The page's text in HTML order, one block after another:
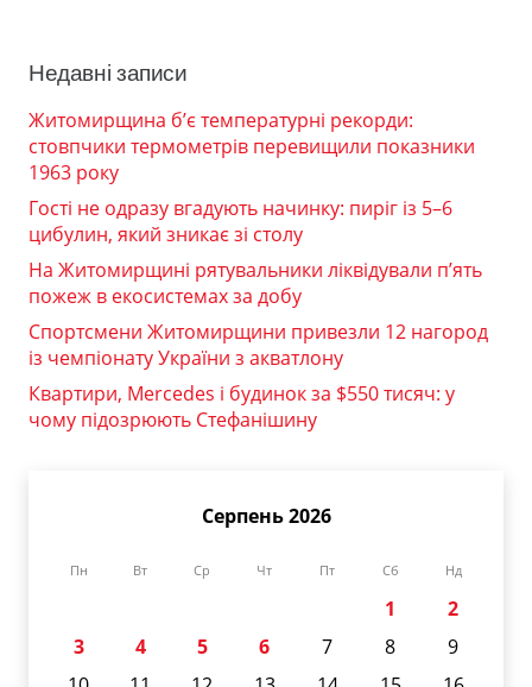
Недавні записи
Житомирщина б’є температурні рекорди:
стовпчики термометрів перевищили показники
1963 року
Гості не одразу вгадують начинку: пиріг із 5–6
цибулин, який зникає зі столу
На Житомирщині рятувальники ліквідували п’ять
пожеж в екосистемах за добу
Спортсмени Житомирщини привезли 12 нагород
із чемпіонату України з акватлону
Квартири, Mercedes і будинок за $550 тисяч: у
чому підозрюють Стефанішину
Серпень 2026
Пн Вт Ср Чт Пт Сб Нд
1
2
3
4 5 6 7 8
9